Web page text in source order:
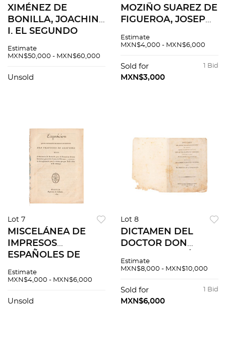
XIMÉNEZ DE
BONILLA, JOACHIN
I. EL SEGUNDO
DE LA CORTE
1730.
Estimate
MXN$50,000 - MXN$60,000
Unsold
MOZIÑO SUAREZ DE
FIGUEROA, JOSEPH
CARREÑO, ALBERTO
NUTKA. MÉXICO,
1913. 3 LÁMINAS.
Estimate
MXN$4,000 - MXN$6,000
1 Bid
Sold for
MXN$3,000
Lot 7
MISCELÁNEA DE
IMPRESOS
ESPAÑOLES DE
SIGLO XIX. Piezas: 3.
Estimate
MXN$4,000 - MXN$6,000
Unsold
Lot 8
DICTAMEN DEL
DOCTOR DON
DE PADRON, SOBRE
INQUISICIÓN.
MÉXICO, 1813.
Estimate
MXN$8,000 - MXN$10,000
1 Bid
Sold for
MXN$6,000